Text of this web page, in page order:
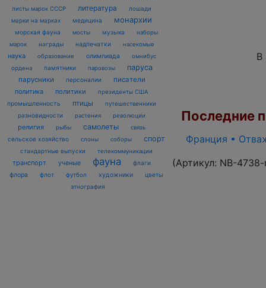
листы марок СССР
литература
лошади
марки на марках
медицина монархии
морская фауна мосты музыка
наборы
марок
награды надпечатки насекомые
наука образование олимпиада
омнибус
ордена
памятники паровозы паруса
парусники персоналии
писатели
политика
политики президенты США
промышленность птицы путешественники
разновидности растения революции
религия рыбы самолеты связь
сельское хозяйство слоны соборы спорт
стандартные выпуски телекоммуникации
транспорт ученые фауна флаги
флора флот футбол художники
цветы
этнография
В
Последние
Франция •
(Артикул: NB-4738-